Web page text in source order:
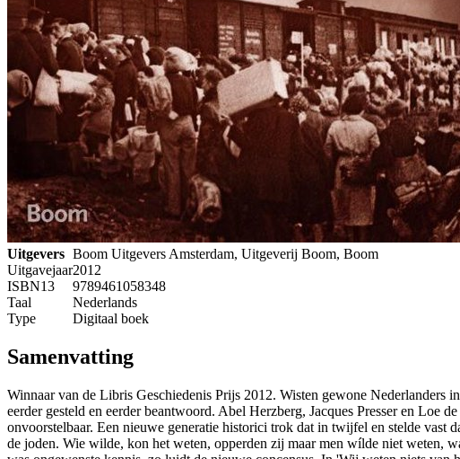
Uitgevers Boom Uitgevers Amsterdam, Uitgeverij Boom, Boom
Uitgavejaar2012
ISBN13
9789461058348
Taal
Nederlands
Type
Digitaal boek
Samenvatting
Winnaar van de Libris Geschiedenis Prijs 2012. Wisten gewone Nederlanders
eerder gesteld en eerder beantwoord. Abel Herzberg, Jacques Presser en Loe
onvoorstelbaar. Een nieuwe generatie historici trok dat in twijfel en stelde vast
de joden. Wie wilde, kon het weten, opperden zij maar men wílde niet weten,